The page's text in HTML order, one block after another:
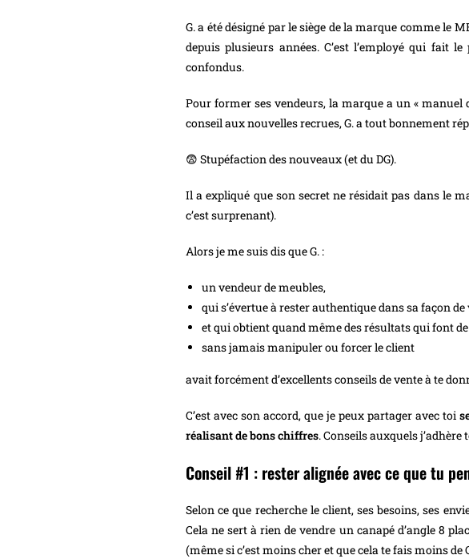
G. a été désigné par le siège de la marque comme le
depuis plusieurs années. C’est l’employé qui fait
confondus.
Pour former ses vendeurs, la marque a un «
conseil aux nouvelles recrues, G. a tout bonnement
😨 Stupéfaction des nouveaux (et du DG).
Il a expliqué que son secret ne résidait pas dans le
c’est surprenant).
Alors je me suis dis que G. :
un vendeur de meubles,
qui s’évertue à rester authentique dans sa façon de
et qui obtient quand même des résultats qui font
sans jamais manipuler ou forcer le client
avait forcément d’excellents conseils de vente à te
C’est avec son accord, que je peux partager avec toi
réalisant de bons chiffres. Conseils auxquels
Conseil #1 : rester alignée avec ce que tu
Selon ce que recherche le client, ses besoins, ses
Cela ne sert à rien de vendre un canapé d’angle 8
(même si c’est moins cher et que cela te fais moins de